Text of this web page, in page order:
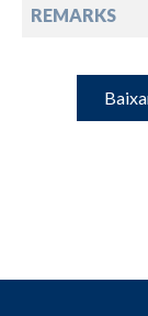
REMARKS